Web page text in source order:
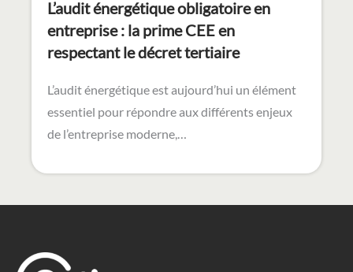
L’audit énergétique obligatoire en
entreprise : la prime CEE en
respectant le décret tertiaire
L’audit énergétique est aujourd’hui un élément
essentiel pour répondre aux différents enjeux
de l’entreprise moderne,…